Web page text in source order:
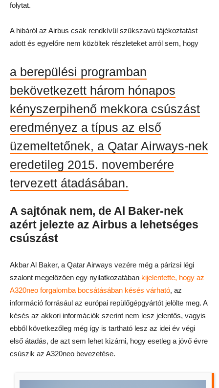
folytat.
A hibáról az Airbus csak rendkívül szűkszavú tájékoztatást
adott és egyelőre nem közöltek részleteket arról sem, hogy
a berepülési programban
bekövetkezett három hónapos
kényszerpihenő mekkora csúszást
eredményez a típus az első
üzemeltetőnek, a Qatar Airways-nek
eredetileg 2015. novemberére
tervezett átadásában.
A sajtónak nem, de Al Baker-nek
azért jelezte az Airbus a lehetséges
csúszást
Akbar Al Baker, a Qatar Airways vezére még a párizsi légi
szalont megelőzően egy nyilatkozatában kijelentette, hogy az
A320neo forgalomba bocsátásában késés várható, az
információ forrásául az európai repülőgépgyártót jelölte meg. A
késés az akkori információk szerint nem lesz jelentős, vagyis
ebből következőleg még így is tartható lesz az idei év végi
első átadás, de azt sem lehet kizárni, hogy esetleg a jövő évre
csúszik az A320neo bevezetése.